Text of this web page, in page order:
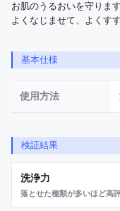
お肌のうるおいを守りま
よくなじませて、よくす
基本仕様
使用方法
検証結果
洗浄力
落とせた種類が多いほど高